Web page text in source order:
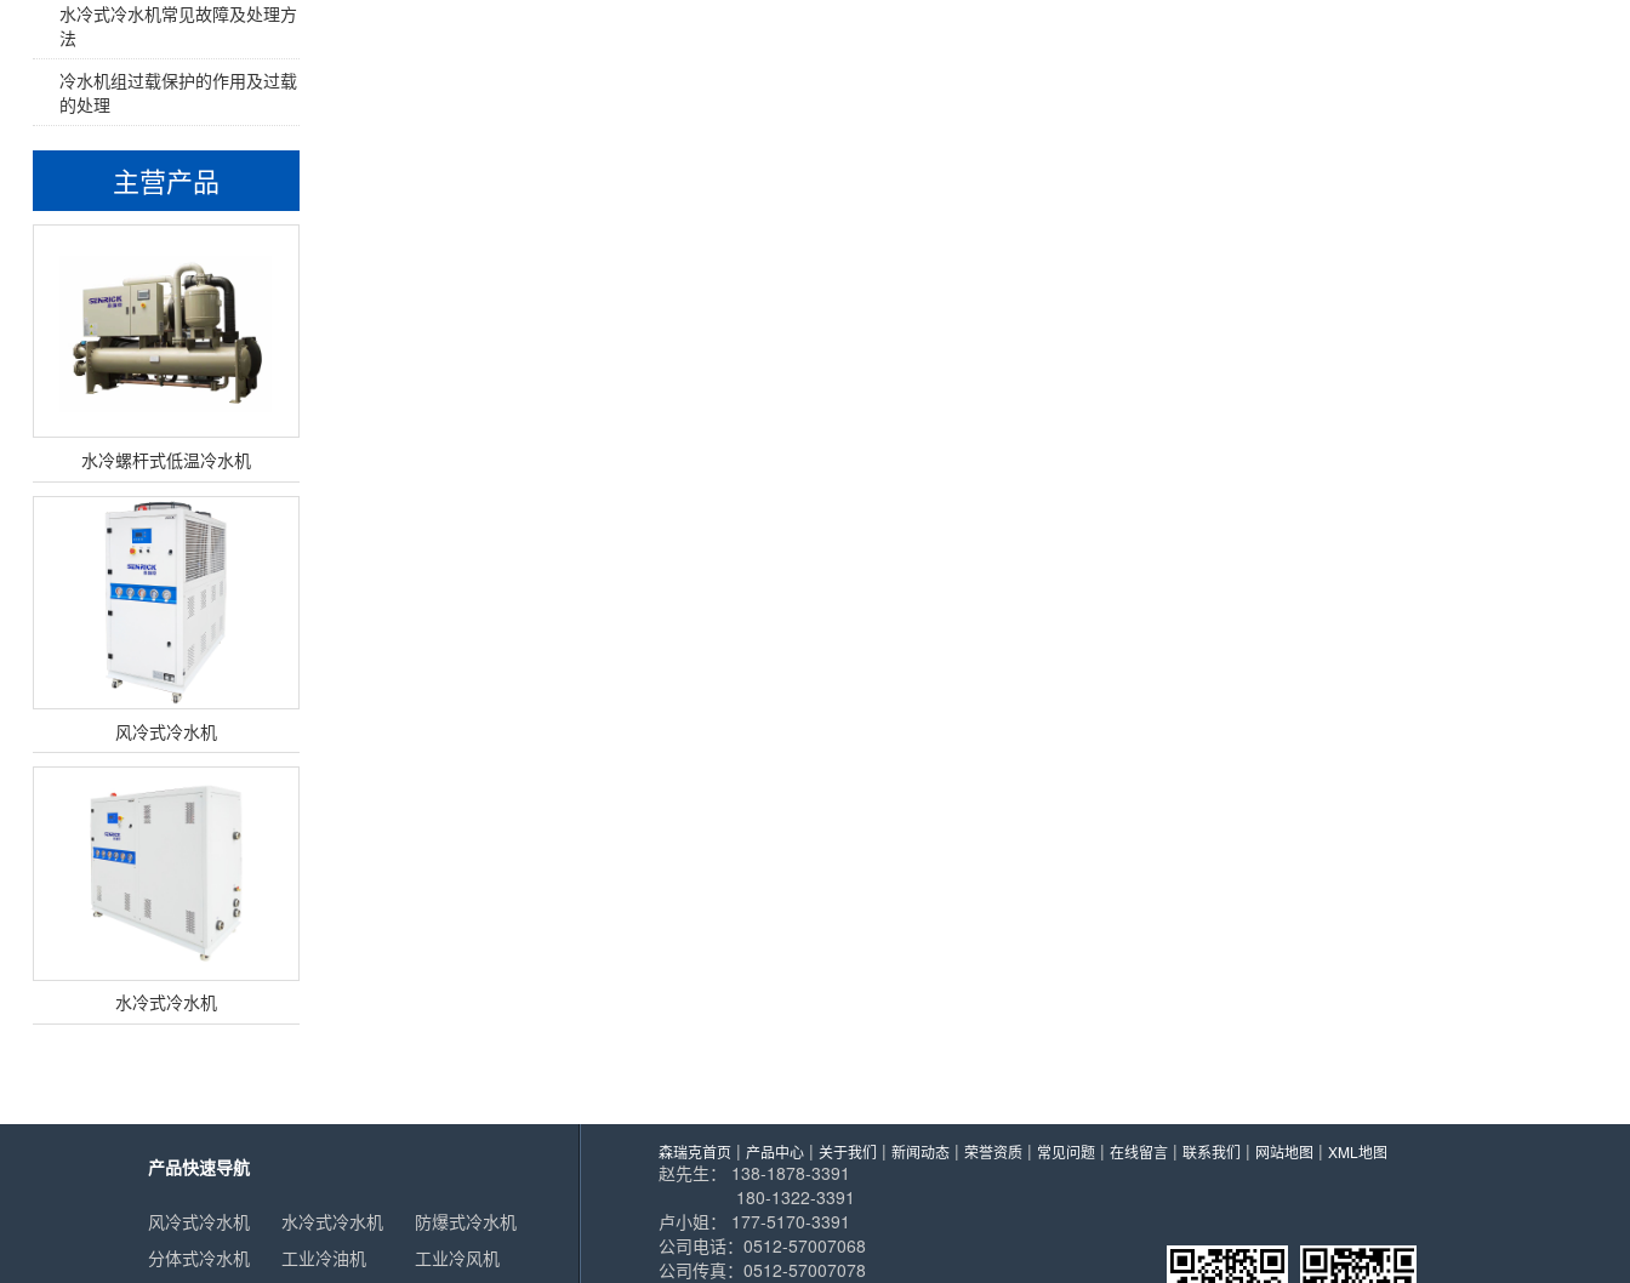
水冷式冷水机常见故障及处理方
法
冷水机组过载保护的作用及过载
的处理
主营产品
风冷式冷水机
产品快速导航
风冷式冷水机 水冷式冷水机
防爆式冷水机
分体式冷水机
工业冷油机
工业冷风机
森瑞克首页 | 产品中心 | 关于我们 | 新闻动态 | 荣誉资质 | 常见问题 | 在线留言 | 联系我们 | 网站地图 | XML地图
赵先生： 138-1878-3391
180-1322-3391
卢小姐： 177-5170-3391
公司电话：0512-57007068
公司传真：0512-57007078